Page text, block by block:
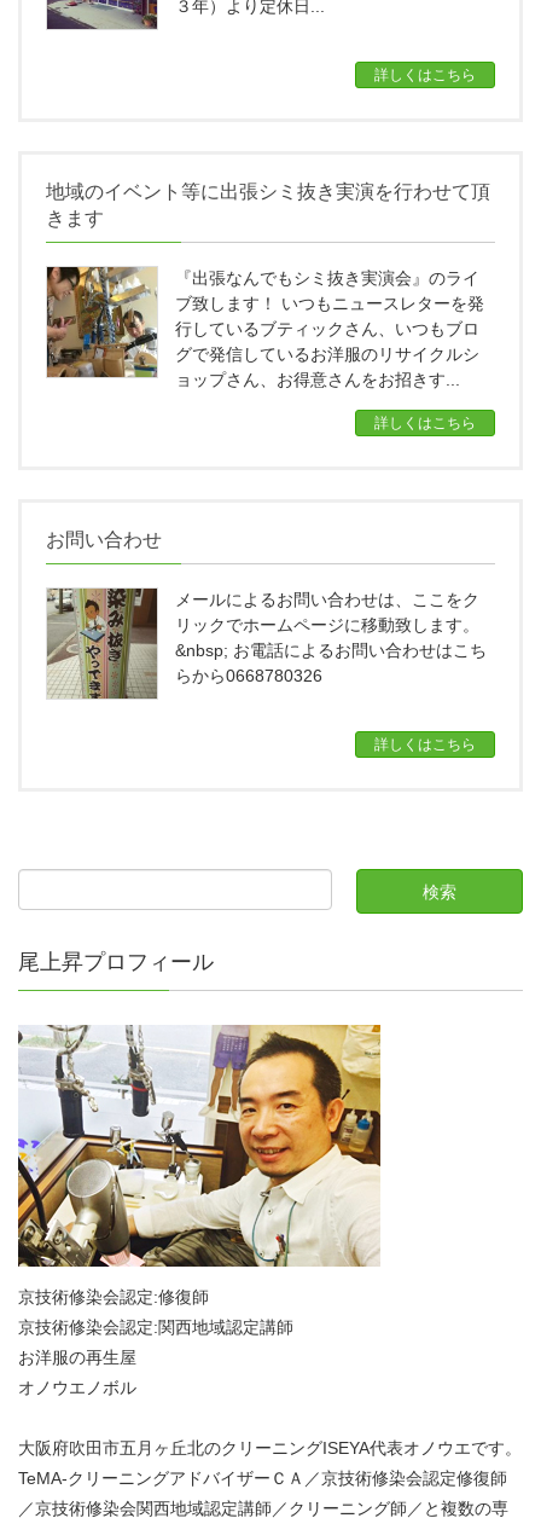
３年）より定休日...
詳しくはこちら
地域のイベント等に出張シミ抜き実演を行わせて頂
きます
『出張なんでもシミ抜き実演会』のライ
ブ致します！ いつもニュースレターを発
行しているブティックさん、いつもブロ
グで発信しているお洋服のリサイクルシ
ョップさん、お得意さんをお招きす...
詳しくはこちら
お問い合わせ
メールによるお問い合わせは、ここをク
リックでホームページに移動致します。
&nbsp; お電話によるお問い合わせはこち
らから0668780326
詳しくはこちら
尾上昇プロフィール
京技術修染会認定:修復師
京技術修染会認定:関西地域認定講師
お洋服の再生屋
オノウエノボル
大阪府吹田市五月ヶ丘北のクリーニングISEYA代表オノウエです。
TeMA-クリーニングアドバイザーＣＡ／京技術修染会認定修復師
／京技術修染会関西地域認定講師／クリーニング師／と複数の専